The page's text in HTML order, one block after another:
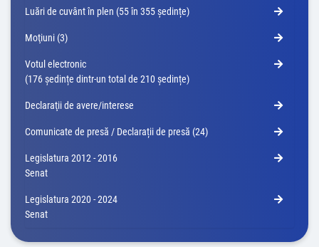
Luări de cuvânt în plen (55 în 355 ședințe)
Moţiuni (3)
Votul electronic
(176 ședințe dintr-un total de 210 ședințe)
Declaraţii de avere/interese
Comunicate de presă / Declarații de presă (24)
Legislatura 2012 - 2016
Senat
Legislatura 2020 - 2024
Senat